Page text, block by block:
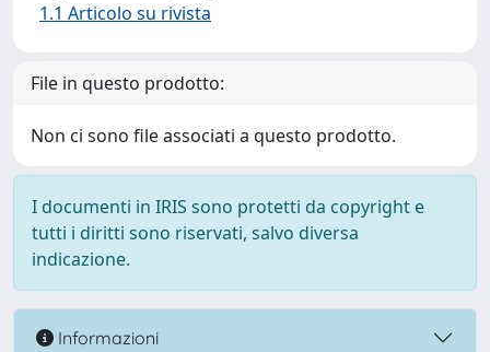
1.1 Articolo su rivista
File in questo prodotto:
Non ci sono file associati a questo prodotto.
I documenti in IRIS sono protetti da copyright e
tutti i diritti sono riservati, salvo diversa
indicazione.
Informazioni